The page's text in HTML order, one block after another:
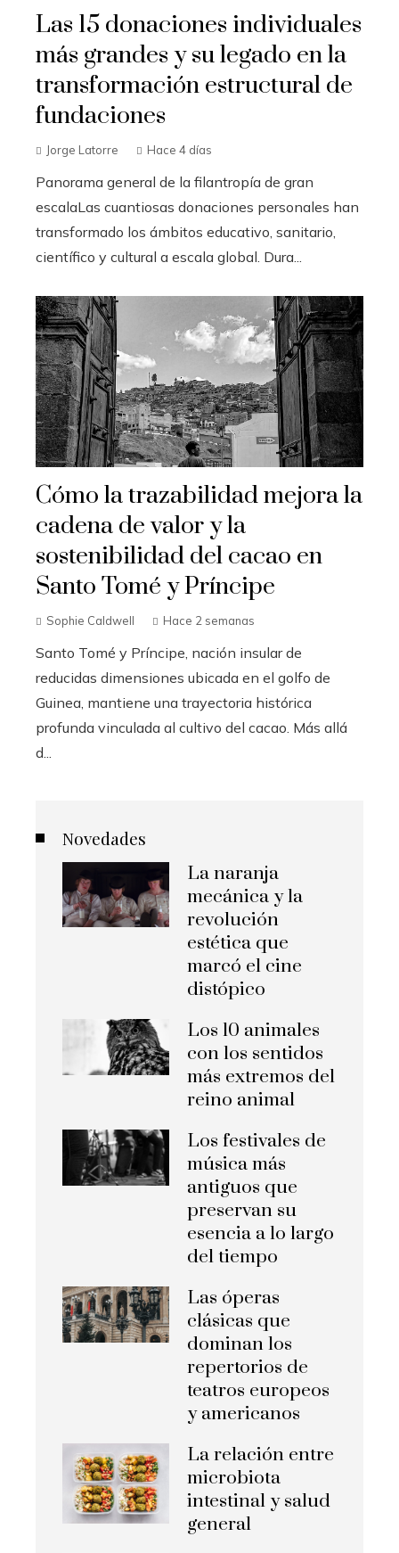
Las 15 donaciones individuales
más grandes y su legado en la
transformación estructural de
fundaciones
Jorge Latorre Hace 4 días
Panorama general de la filantropía de gran
escalaLas cuantiosas donaciones personales han
transformado los ámbitos educativo, sanitario,
científico y cultural a escala global. Dura...
Cómo la trazabilidad mejora la
cadena de valor y la
sostenibilidad del cacao en
Santo Tomé y Príncipe
Sophie Caldwell Hace 2 semanas
Santo Tomé y Príncipe, nación insular de
reducidas dimensiones ubicada en el golfo de
Guinea, mantiene una trayectoria histórica
profunda vinculada al cultivo del cacao. Más allá
d...
Novedades
La naranja
mecánica y la
revolución
estética que
marcó el cine
distópico
Los 10 animales
con los sentidos
más extremos del
reino animal
Los festivales de
música más
antiguos que
preservan su
esencia a lo largo
del tiempo
Las óperas
clásicas que
dominan los
repertorios de
teatros europeos
y americanos
La relación entre
microbiota
intestinal y salud
general